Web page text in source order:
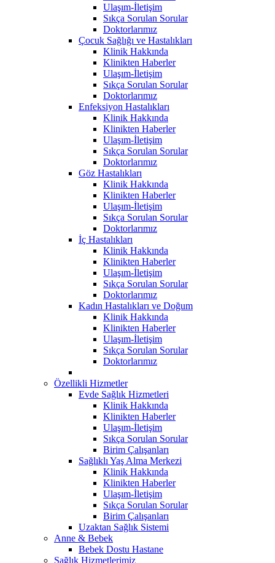
Ulaşım-İletişim
Sıkça Sorulan Sorular
Doktorlarımız
Çocuk Sağlığı ve Hastalıkları
Klinik Hakkında
Klinikten Haberler
Ulaşım-İletişim
Sıkça Sorulan Sorular
Doktorlarımız
Enfeksiyon Hastalıkları
Klinik Hakkında
Klinikten Haberler
Ulaşım-İletişim
Sıkça Sorulan Sorular
Doktorlarımız
Göz Hastalıkları
Klinik Hakkında
Klinikten Haberler
Ulaşım-İletişim
Sıkça Sorulan Sorular
Doktorlarımız
İç Hastalıkları
Klinik Hakkında
Klinikten Haberler
Ulaşım-İletişim
Sıkça Sorulan Sorular
Doktorlarımız
Kadın Hastalıkları ve Doğum
Klinik Hakkında
Klinikten Haberler
Ulaşım-İletişim
Sıkça Sorulan Sorular
Doktorlarımız
Özellikli Hizmetler
Evde Sağlık Hizmetleri
Klinik Hakkında
Klinikten Haberler
Ulaşım-İletişim
Sıkça Sorulan Sorular
Birim Çalışanları
Sağlıklı Yaş Alma Merkezi
Klinik Hakkında
Klinikten Haberler
Ulaşım-İletişim
Sıkça Sorulan Sorular
Birim Çalışanları
Uzaktan Sağlık Sistemi
Anne & Bebek
Bebek Dostu Hastane
Sağlık Hizmetlerimiz